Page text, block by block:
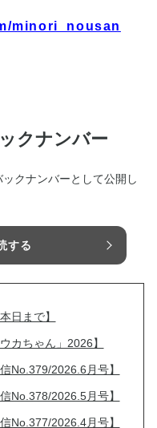
minori_nousan
クナンバー
クナンバーとして公開し
する
日まで】
カちゃん」2026】
No.379/2026.6月号】
No.378/2026.5月号】
No.377/2026.4月号】